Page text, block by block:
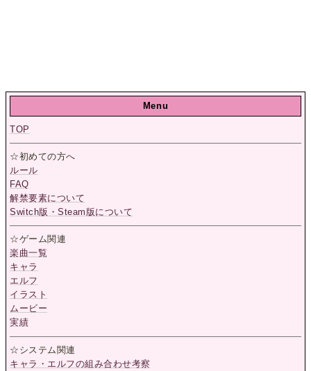
Menu
TOP
☆初めての方へ
ルール
FAQ
解禁要素について
Switch版・Steam版について
☆ゲーム関連
楽曲一覧
キャラ
エルフ
イラスト
ムービー
実績
☆システム関連
キャラ・エルフの組み合わせ考察